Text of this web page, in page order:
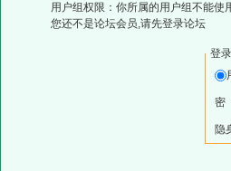
用户组权限：你所属的用户组不能使
您还不是论坛会员,请先登录论坛
登录
密
隐